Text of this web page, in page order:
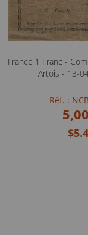
France 1 Franc -
Artois - 13-
Réf. :